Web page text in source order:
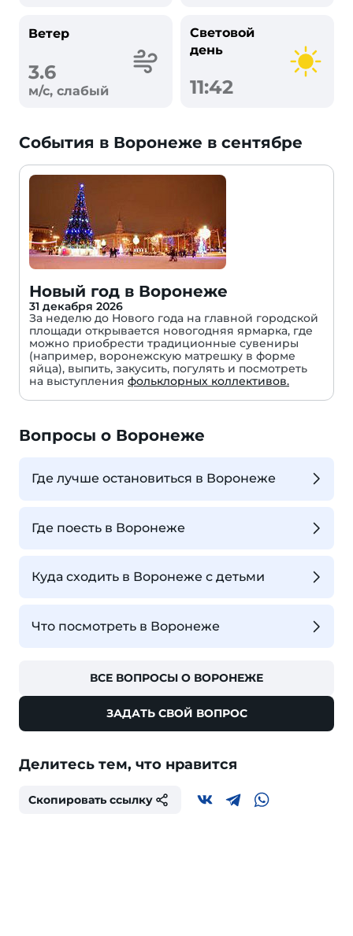
Ветер
3.6
м/с, слабый
Световой
день
11:42
События в Воронеже в сентябре
Новый год в Воронеже
31 декабря 2026
За неделю до Нового года на главной городской
площади открывается новогодняя ярмарка, где
можно приобрести традиционные сувениры
(например, воронежскую матрешку в форме
яйца), выпить, закусить, погулять и посмотреть
на выступления фольклорных коллективов.
Вопросы о Воронеже
Где лучше остановиться в Воронеже
Где поесть в Воронеже
Куда сходить в Воронеже с детьми
Что посмотреть в Воронеже
ВСЕ ВОПРОСЫ О ВОРОНЕЖЕ
ЗАДАТЬ СВОЙ ВОПРОС
Делитесь тем, что нравится
Скопировать ссылку